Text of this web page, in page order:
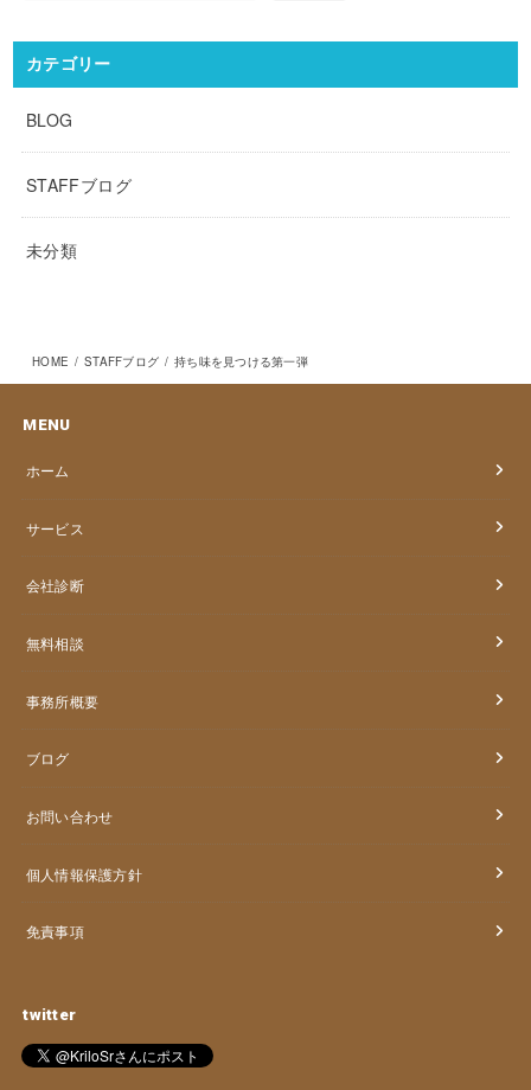
カテゴリー
BLOG
STAFFブログ
未分類
HOME STAFFブログ 持ち味を見つける第一弾
MENU
ホーム
サービス
会社診断
無料相談
事務所概要
ブログ
お問い合わせ
個人情報保護方針
免責事項
twitter